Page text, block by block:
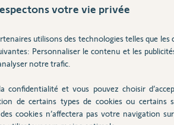
izymo shutter avec interrupteur
PB
9réponses
votre vie privée
utilisons des technologies telles que les
Personnaliser le contenu et les
notre trafic.
confidentialité et vous pouvez choisir
de certains types de cookies ou certains
cookies n’affectera pas votre navigation